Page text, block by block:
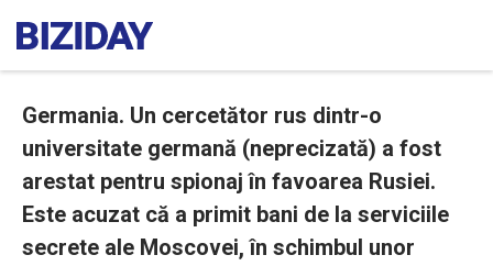
Germania. Un cercetător rus dintr-o
universitate germană (neprecizată) a fost
arestat pentru spionaj în favoarea Rusiei.
Este acuzat că a primit bani de la serviciile
secrete ale Moscovei, în schimbul unor